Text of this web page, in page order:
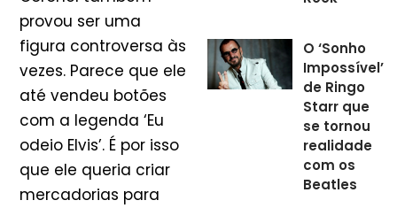
provou ser uma
figura controversa às
vezes. Parece que ele
até vendeu botões
com a legenda ‘Eu
odeio Elvis’. É por isso
que ele queria criar
mercadorias para
O ‘Sonho
Impossível’
de Ringo
Starr que
se tornou
realidade
com os
Beatles